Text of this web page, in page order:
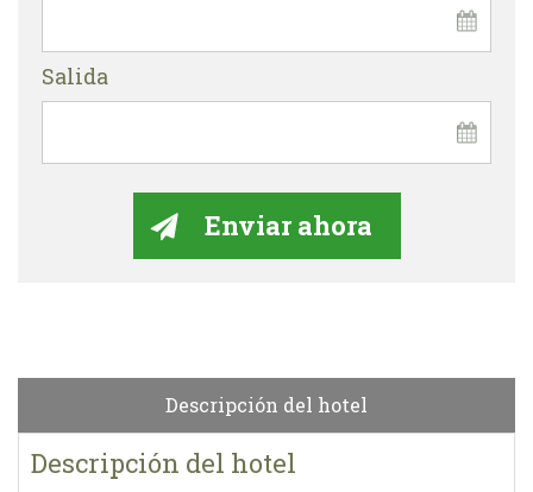
Salida
Descripción del hotel
Descripción del hotel